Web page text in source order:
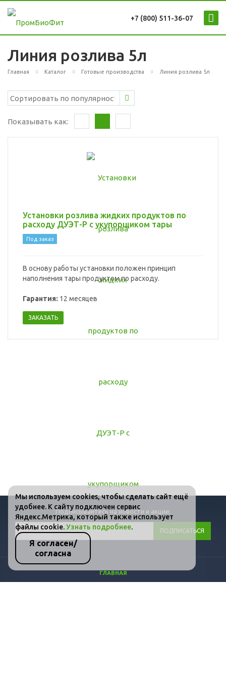
+7 (800) 511-36-07
Линия розлива 5л
Главная Каталог Готовые производства Линия розлива 5л
Показывать как:
Установки розлива жидких продуктов по
расходу ДУЭТ-Р с укупорщиком тары
Под заказ
В основу работы установки положен принцип
наполнения тары продуктом по расходу.
Гарантия: 12 месяцев
ЗАКАЗАТЬ
Подписывайтесь на новости и акции:
ГЛАВНАЯ
Мы используем cookies, чтобы сделать сайт ещё
удобнее. К сайту подключен сервис
Яндекс.Метрика, который также использует
файлы cookie.Узнать подробнее.
Я согласен/
согласна